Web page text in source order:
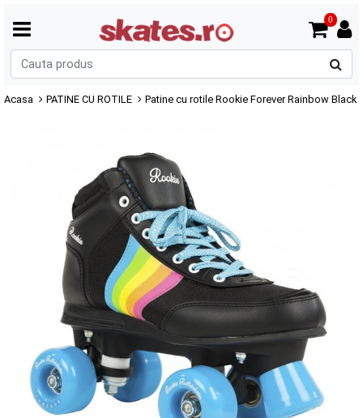
0
Acasa PATINE CU ROTILE Patine cu rotile Rookie Forever Rainbow Black